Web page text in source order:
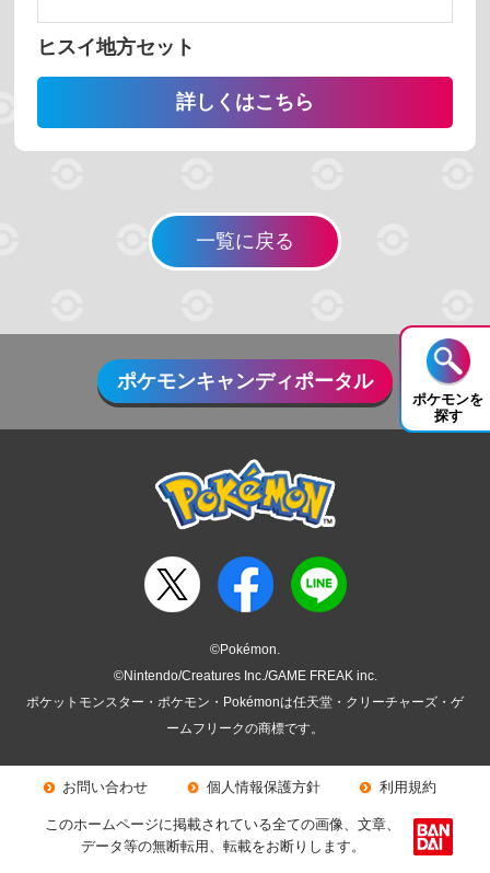
ポケモンを
探す
リセット
ヒスイ地方セット
詳しくはこちら
一覧に戻る
ポケモンキャンディポータル
©Pokémon.
©Nintendo/Creatures Inc./GAME FREAK inc.
ポケットモンスター・ポケモン・Pokémonは任天堂・クリーチャーズ・ゲ
ームフリークの商標です。
お問い合わせ 個人情報保護方針 利用規約
このホームページに掲載されている全ての画像、文章、
データ等の無断転用、転載をお断りします。